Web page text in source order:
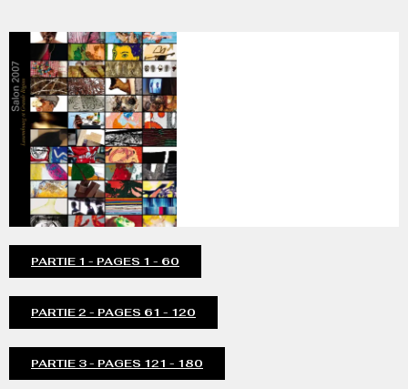
PARTIE 1 - PAGES 1 - 60
PARTIE 2 - PAGES 61 - 120
PARTIE 3 - PAGES 121 - 180